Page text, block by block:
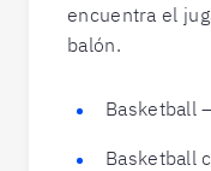
encuentra el
balón.
Basketball
Basketball